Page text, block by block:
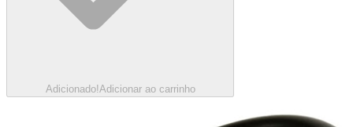
Adicionado!Adicionar ao carrinho